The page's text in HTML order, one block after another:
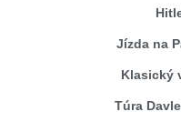
Jízda na
Klasický
Túra